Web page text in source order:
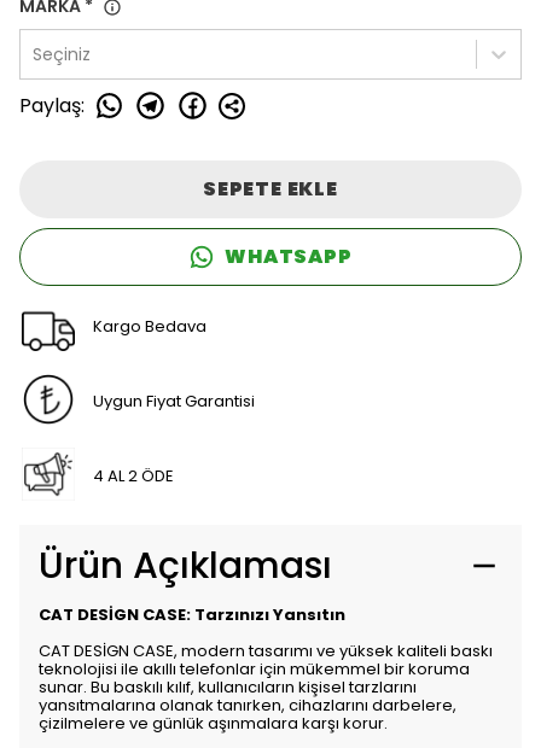
MARKA *
Seçiniz
Paylaş:
SEPETE EKLE
WHATSAPP
Kargo Bedava
Uygun Fiyat Garantisi
4 AL 2 ÖDE
Ürün Açıklaması
CAT DESİGN CASE: Tarzınızı Yansıtın
CAT DESİGN CASE, modern tasarımı ve yüksek kaliteli baskı
teknolojisi ile akıllı telefonlar için mükemmel bir koruma
sunar. Bu baskılı kılıf, kullanıcıların kişisel tarzlarını
yansıtmalarına olanak tanırken, cihazlarını darbelere,
çizilmelere ve günlük aşınmalara karşı korur.